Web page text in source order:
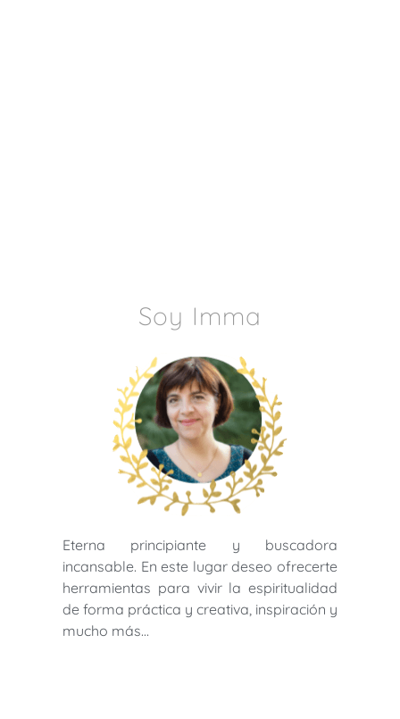
Soy Imma
Eterna principiante y buscadora
incansable. En este lugar deseo ofrecerte
herramientas para vivir la espiritualidad
de forma práctica y creativa, inspiración y
mucho más…